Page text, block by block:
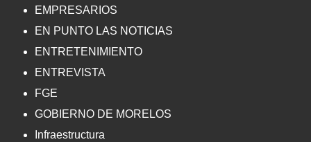
EMPRESARIOS
EN PUNTO LAS NOTICIAS
ENTRETENIMIENTO
ENTREVISTA
FGE
GOBIERNO DE MORELOS
Infraestructura